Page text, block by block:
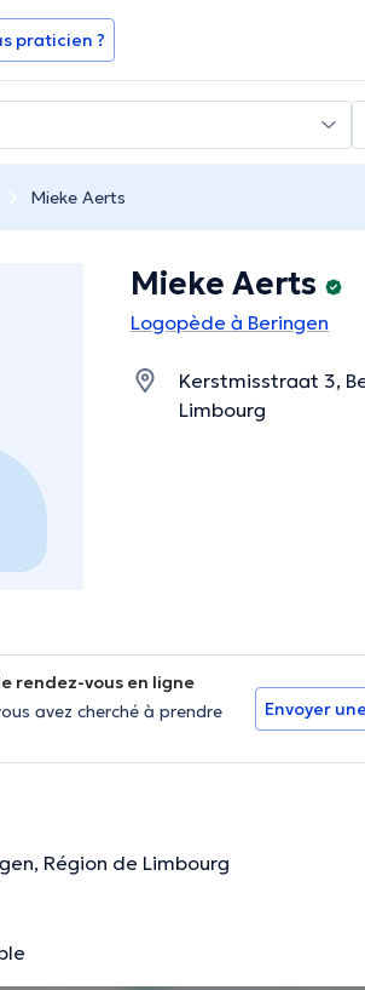
praticien ?
Mieke Aerts
Mieke Aerts
Logopède à Beringen
Kerstmisstraat 3,
Limbourg
rendez-vous en ligne
avez cherché à prendre
Envoyer
Région de Limbourg